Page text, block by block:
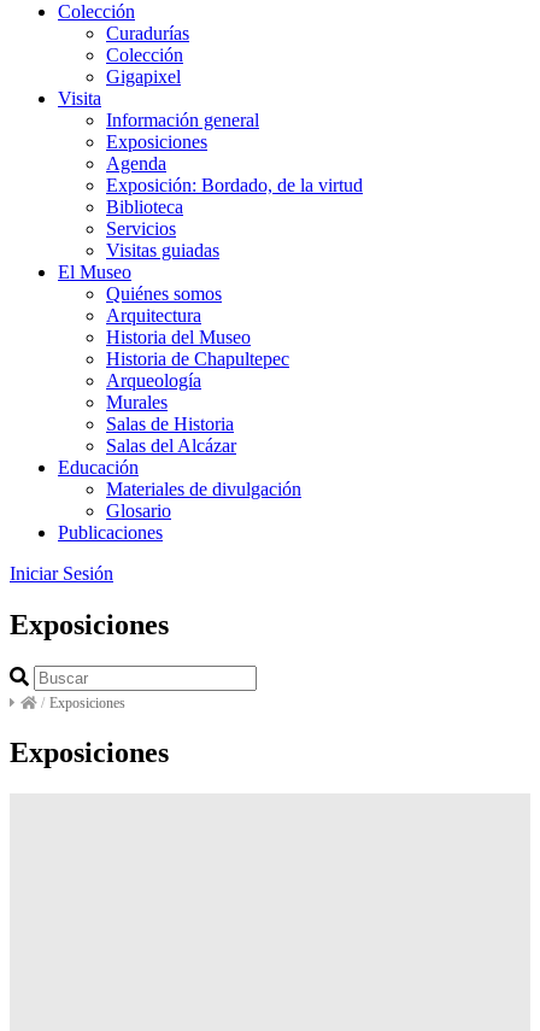
Colección
Curadurías
Colección
Gigapixel
Visita
Información general
Exposiciones
Agenda
Exposición: Bordado, de la virtud
Biblioteca
Servicios
Visitas guiadas
El Museo
Quiénes somos
Arquitectura
Historia del Museo
Historia de Chapultepec
Arqueología
Murales
Salas de Historia
Salas del Alcázar
Educación
Materiales de divulgación
Glosario
Publicaciones
Iniciar Sesión
Exposiciones
/ Exposiciones
Exposiciones